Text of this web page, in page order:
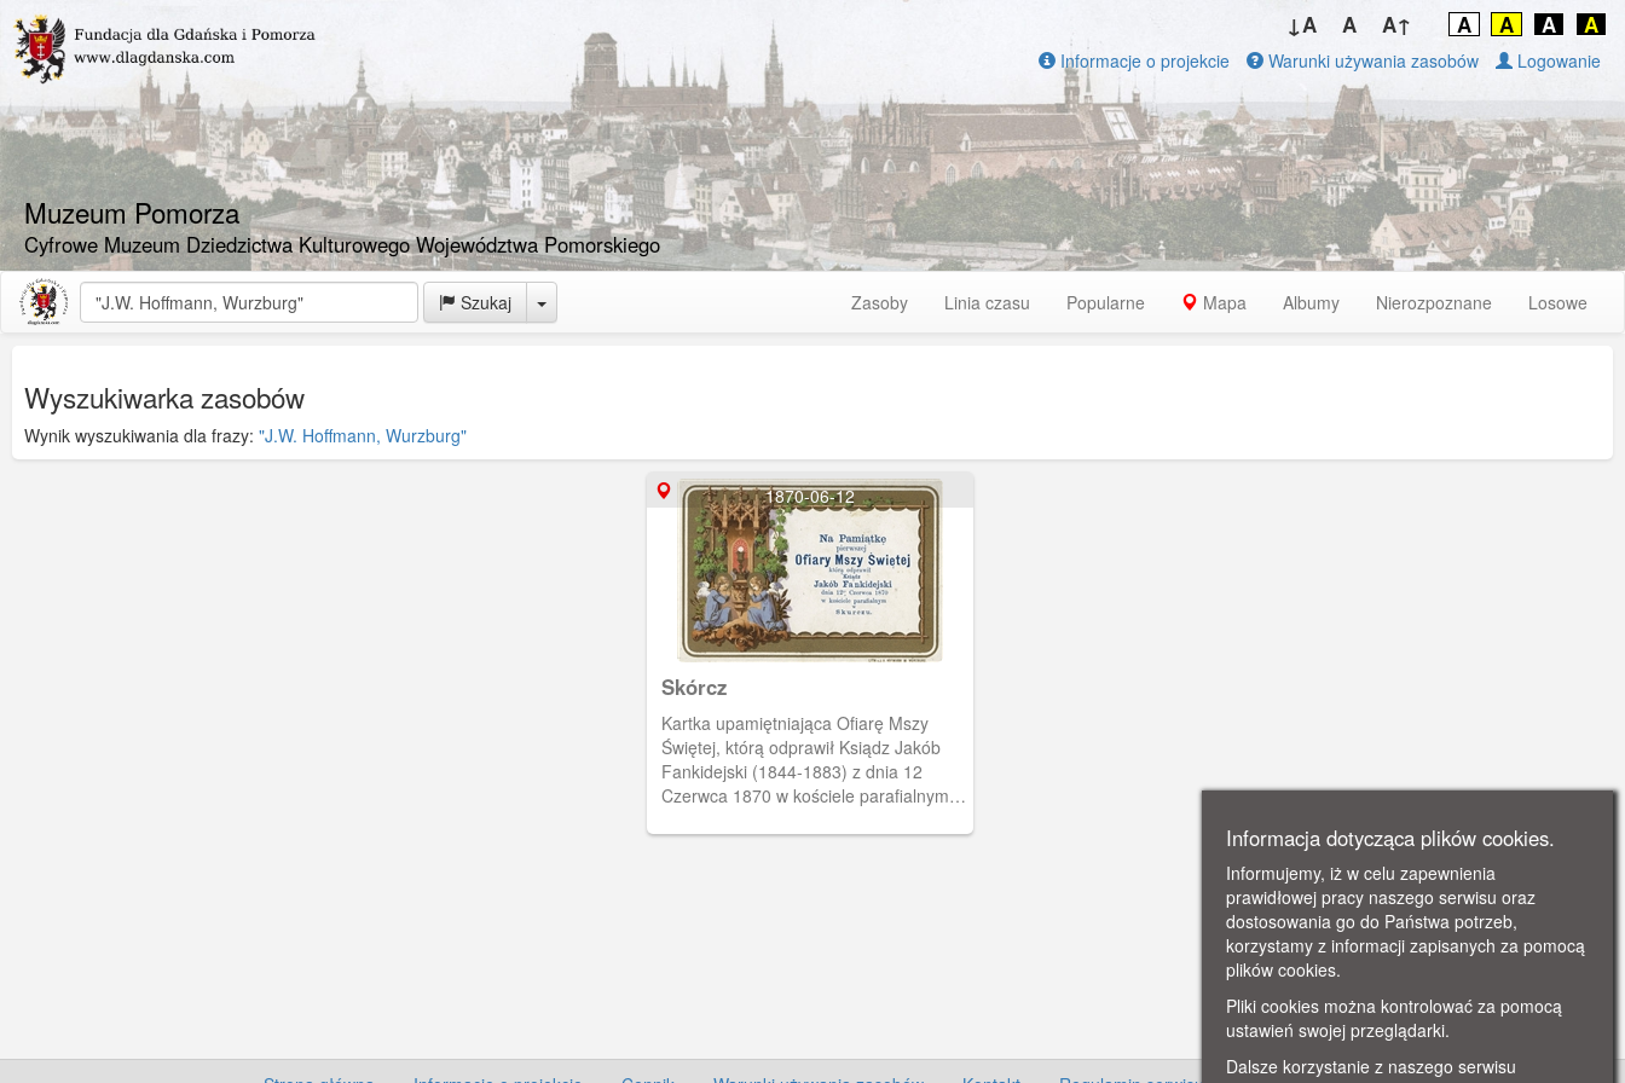
Muzeum Pomorza
Cyfrowe Muzeum Dziedzictwa Kulturowego Województwa Pomorskiego
↓A A A↑ A A A A
Informacje o projekcie Warunki używania zasobów Logowanie
Szukaj Toggle Dropdown Zasoby Linia czasu Popularne Mapa Albumy Nierozpoznane Losowe
Wyszukiwarka zasobów
Wynik wyszukiwania dla frazy: "J.W. Hoffmann, Wurzburg"
1870-06-12
Skórcz
Kartka upamiętniająca Ofiarę Mszy
Świętej, którą odprawił Ksiądz Jakób
Fankidejski (1844-1883) z dnia 12
Czerwca 1870 w kościele parafialnym w
historyk-regionalista.
Informacja dotycząca plików cookies.
Informujemy, iż w celu zapewnienia
prawidłowej pracy naszego serwisu oraz
dostosowania go do Państwa potrzeb,
korzystamy z informacji zapisanych za pomocą
plików cookies.
Pliki cookies można kontrolować za pomocą
ustawień swojej przeglądarki.
Dalsze korzystanie z naszego serwisu